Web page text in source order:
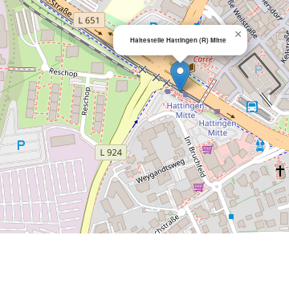
Haltestelle Hattingen (R) Mitte ×